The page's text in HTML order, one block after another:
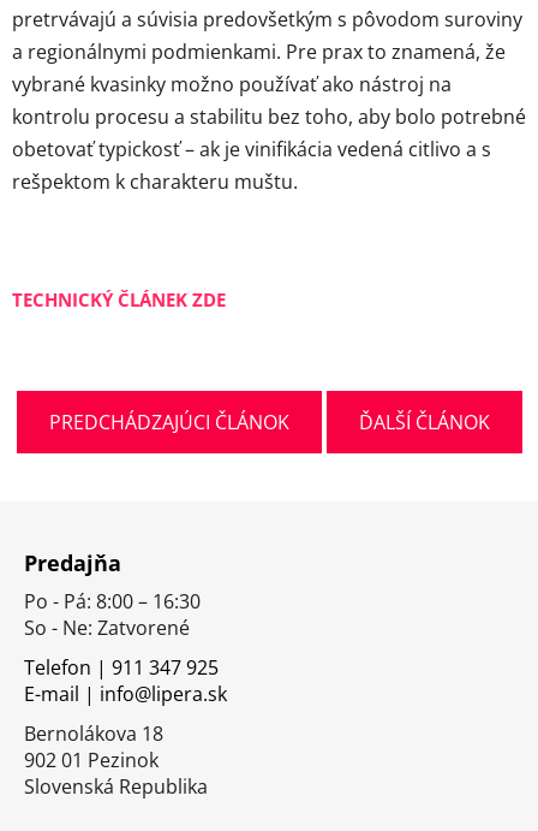
pretrvávajú a súvisia predovšetkým s pôvodom suroviny
a regionálnymi podmienkami. Pre prax to znamená, že
vybrané kvasinky možno používať ako nástroj na
kontrolu procesu a stabilitu bez toho, aby bolo potrebné
obetovať typickosť – ak je vinifikácia vedená citlivo a s
rešpektom k charakteru muštu.
TECHNICKÝ ČLÁNEK ZDE
PREDCHÁDZAJÚCI ČLÁNOK ĎALŠÍ ČLÁNOK
Predajňa
Po - Pá: 8:00 – 16:30
So - Ne: Zatvorené
Telefon | 911 347 925
E-mail | info@lipera.sk
Bernolákova 18
902 01 Pezinok
Slovenská Republika